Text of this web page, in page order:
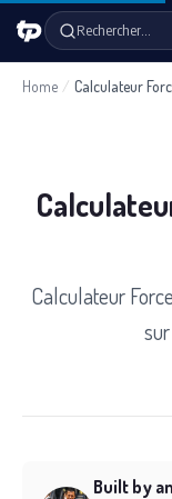
Rechercher…
Home /
Calculateur
Built by